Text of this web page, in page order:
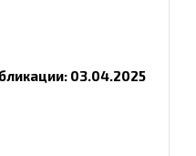
03.04.2025